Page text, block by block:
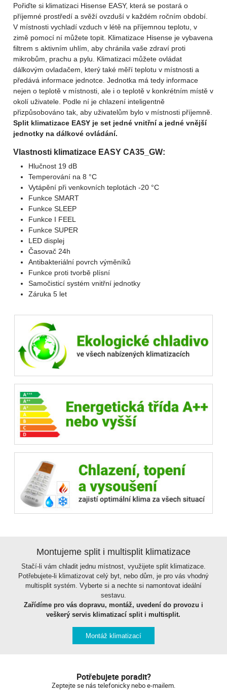
Pořiďte si klimatizaci Hisense EASY, která se postará o
příjemné prostředí a svěží ovzduší v každém ročním období.
V místnosti vychladí vzduch v létě na příjemnou teplotu, v
zimě pomocí ní můžete topit. Klimatizace Hisense je vybavena
filtrem s aktivním uhlím, aby chránila vaše zdraví proti
mikrobům, prachu a pylu. Klimatizaci můžete ovládat
dálkovým ovladačem, který také měří teplotu v místnosti a
předává informace jednotce. Jednotka má tedy informace
nejen o teplotě v místnosti, ale i o teplotě v konkrétním místě v
okolí uživatele. Podle ní je chlazení inteligentně
přizpůsobováno tak, aby uživatelům bylo v místnosti příjemně.
Split klimatizace EASY je set jedné vnitřní a jedné vnější
jednotky na dálkové ovládání.
Vlastnosti klimatizace EASY CA35_GW:
Hlučnost 19 dB
Temperování na 8 °C
Vytápění při venkovních teplotách -20 °C
Funkce SMART
Funkce SLEEP
Funkce I FEEL
Funkce SUPER
LED displej
Časovač 24h
Antibakteriální povrch výměníků
Funkce proti tvorbě plísní
Samočisticí systém vnitřní jednotky
Záruka 5 let
Montujeme split i multisplit klimatizace
Stačí-li vám chladit jednu místnost, využijete split klimatizace.
Potřebujete-li klimatizovat celý byt, nebo dům, je pro vás vhodný
multisplit systém. Vyberte si a nechte si namontovat ideální
sestavu.
Zařídíme pro vás dopravu, montáž, uvedení do provozu i
veškerý servis klimatizací split i multisplit.
Montáž klimatizací
Potřebujete poradit?
Zeptejte se nás telefonicky nebo e-mailem.